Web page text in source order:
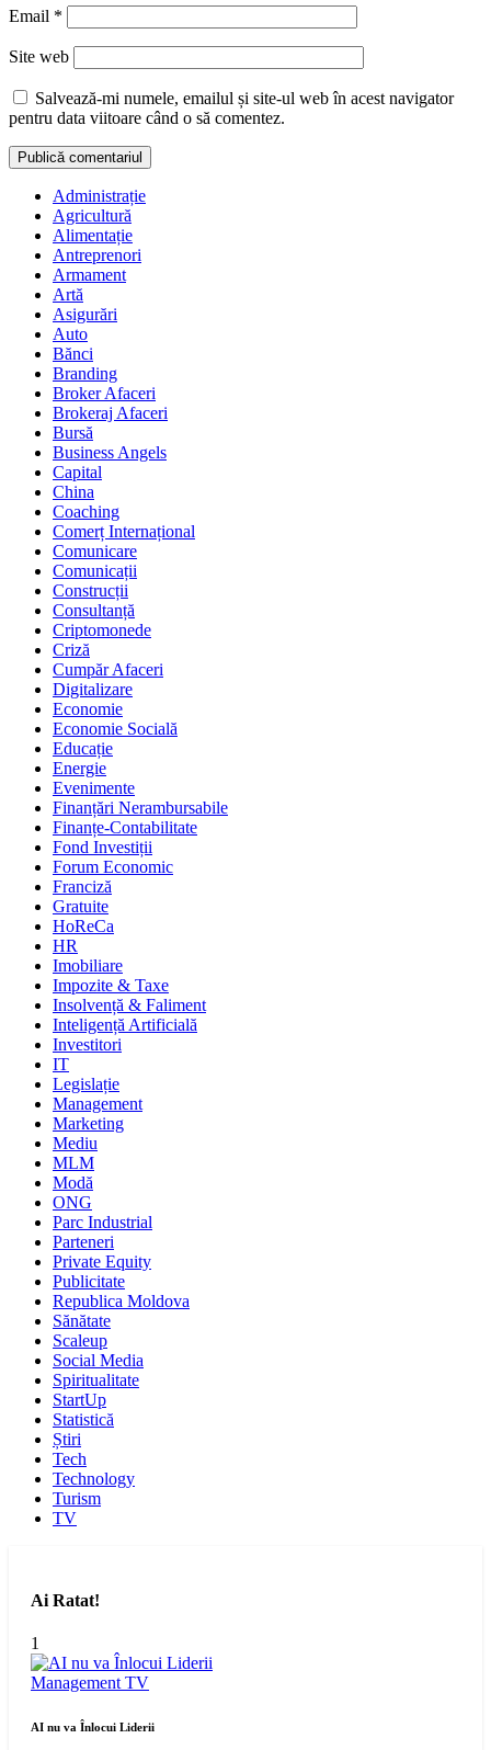
Email *
Site web
Salvează-mi numele, emailul și site-ul web în acest navigator
pentru data viitoare când o să comentez.
Administrație
Agricultură
Alimentație
Antreprenori
Armament
Artă
Asigurări
Auto
Bănci
Branding
Broker Afaceri
Brokeraj Afaceri
Bursă
Business Angels
Capital
China
Coaching
Comerț Internațional
Comunicare
Comunicații
Construcții
Consultanță
Criptomonede
Criză
Cumpăr Afaceri
Digitalizare
Economie
Economie Socială
Educație
Energie
Evenimente
Finanțări Nerambursabile
Finanțe-Contabilitate
Fond Investiții
Forum Economic
Franciză
Gratuite
HoReCa
HR
Imobiliare
Impozite & Taxe
Insolvență & Faliment
Inteligență Artificială
Investitori
IT
Legislație
Management
Marketing
Mediu
MLM
Modă
ONG
Parc Industrial
Parteneri
Private Equity
Publicitate
Republica Moldova
Sănătate
Scaleup
Social Media
Spiritualitate
StartUp
Statistică
Știri
Tech
Technology
Turism
TV
Ai Ratat!
1
Management TV
AI nu va Înlocui Liderii